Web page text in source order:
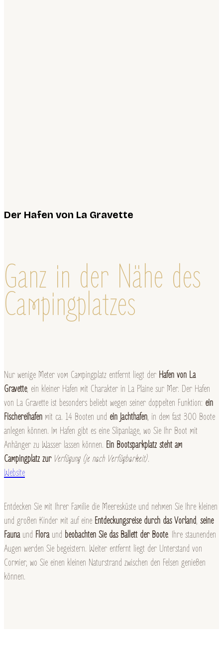
Der Hafen von La Gravette
Ganz in der Nähe des
Campingplatzes
Nur wenige Meter vom Campingplatz entfernt liegt der Hafen von La
Gravette, ein kleiner Hafen mit Charakter in La Plaine sur Mer. Der Hafen
von La Gravette ist besonders beliebt wegen seiner doppelten Funktion: ein
Fischereihafen mit ca. 14 Booten und ein Jachthafen, in dem fast 300 Boote
anlegen können. Im Hafen gibt es eine Slipanlage, wo Sie Ihr Boot mit
Anhänger zu Wasser lassen können. Ein Bootsparkplatz steht am
Campingplatz zur Verfügung (je nach Verfügbarkeit).
Website
Entdecken Sie mit Ihrer Familie die Meeresküste und nehmen Sie Ihre kleinen
und großen Kinder mit auf eine Entdeckungsreise durch das Vorland, seine
Faunaund Floraund beobachten Sie das Ballett der Boote. Ihre staunenden
Augen werden Sie begeistern. Weiter entfernt liegt der Unterstand von
Cormier, wo Sie einen kleinen Naturstrand zwischen den Felsen genießen
können.